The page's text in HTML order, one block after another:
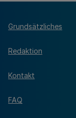
Grundsätzliches
Redaktion
Kontakt
FAQ